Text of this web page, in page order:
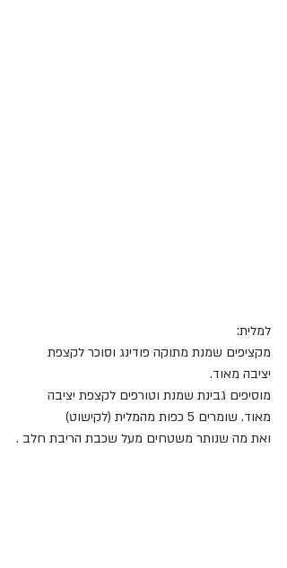
למלית:
מקציפים שמנת מתוקה פודינג וסוכר לקצפת
יציבה מאוד.
מוסיפים גבינת שמנת וטורפים לקצפת יציבה
מאוד. שומרים 5 כפות מהמלית (לקישוט)
ואת מה שנותר משטחים מעל שכבת הריבת חלב .